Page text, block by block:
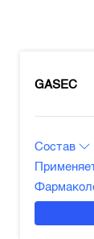
GASEC
Состав